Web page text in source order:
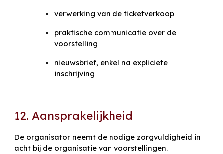
verwerking van de ticketverkoop
praktische communicatie over de
voorstelling
nieuwsbrief, enkel na expliciete
inschrijving
12. Aansprakelijkheid
De organisator neemt de nodige zorgvuldigheid in
acht bij de organisatie van voorstellingen.